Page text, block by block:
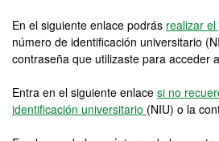
En el siguiente enlace podrás realizar el
número de identificación universitario
contraseña que utilizaste para acceder
Entra en el siguiente enlace si no
identificación universitario (NIU) o la